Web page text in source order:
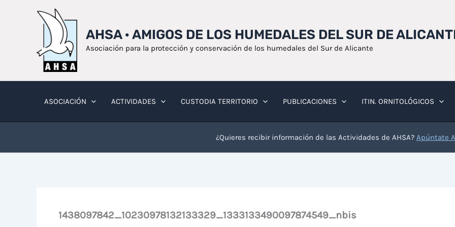
AHSA · AMIGOS DE LOS HUMEDALES DEL SUR DE
Asociación para la protección y conservación de los humedales del Sur de Alicante
ASOCIACIÓN ACTIVIDADES CUSTODIA TERRITORIO PUBLICACIONES ITIN. ORNITOLÓGICOS
¿Quieres recibir información de las Actividades de AHSA? Apúntate
1438097842_10230978132133329_1333133490097874549_nbis